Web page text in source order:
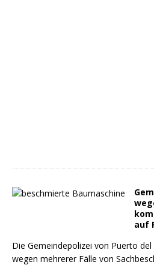
auf
Die Gemeindepolizei von Puerto
wegen mehrerer Fälle von